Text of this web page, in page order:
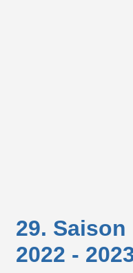
29. Saison
2022 -